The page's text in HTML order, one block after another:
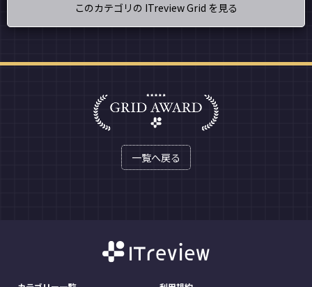
このカテゴリの ITreview Grid を見る
一覧へ戻る